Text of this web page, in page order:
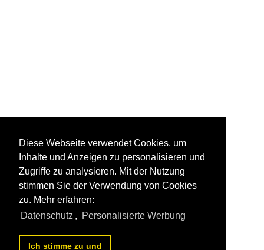
Diese Webseite verwendet Cookies, um
Inhalte und Anzeigen zu personalisieren und
Zugriffe zu analysieren. Mit der Nutzung
stimmen Sie der Verwendung von Cookies
zu. Mehr erfahren:
Datenschutz , Personalisierte Werbung
Ich stimme zu und